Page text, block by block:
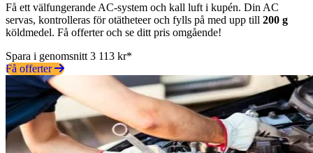
Få ett välfungerande AC-system och kall luft i kupén. Din AC
servas, kontrolleras för otätheteer och fylls på med upp till 200 g
köldmedel. Få offerter och se ditt pris omgående!
Spara i genomsnitt 3 113 kr*
Få offerter